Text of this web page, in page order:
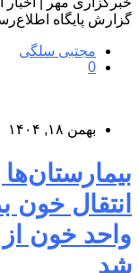
گزارش پایگاه
مجتبی سلگی
0
بهمن ۱۸, ۱۴۰۴
واحد خون
شد